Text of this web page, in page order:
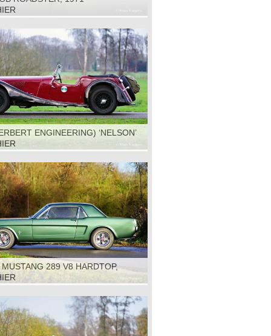
ENGINEERING) ‘NELSON’
1931
289 V8 HARDTOP,